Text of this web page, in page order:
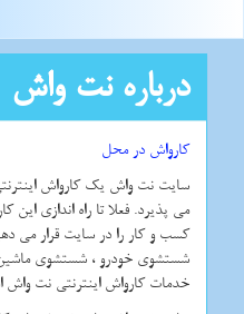
درباره نت واش
کارواش در محل
سایت نت واش یك كارواش
می پذیرد. فعلا تا راه اندازی این
كسب و كار را در سایت قرار می
شستشوی خودرو ، شستشوی
خدمات كارواش اینترنتی نت